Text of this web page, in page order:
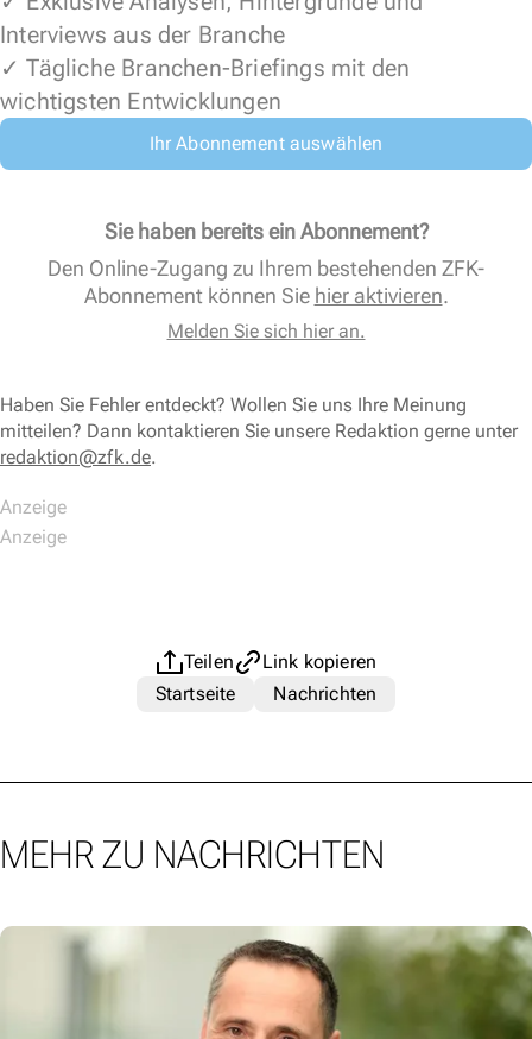
Interviews aus der Branche
✓ Tägliche Branchen-Briefings mit den
wichtigsten Entwicklungen
Ihr Abonnement auswählen
Sie haben bereits ein Abonnement?
Den Online-Zugang zu Ihrem bestehenden ZFK-
Abonnement können Sie hier aktivieren.
Melden Sie sich hier an.
Haben Sie Fehler entdeckt? Wollen Sie uns Ihre Meinung
mitteilen? Dann kontaktieren Sie unsere Redaktion gerne unter
redaktion@zfk.de.
Teilen
Link kopieren
Startseite
Nachrichten
MEHR ZU NACHRICHTEN